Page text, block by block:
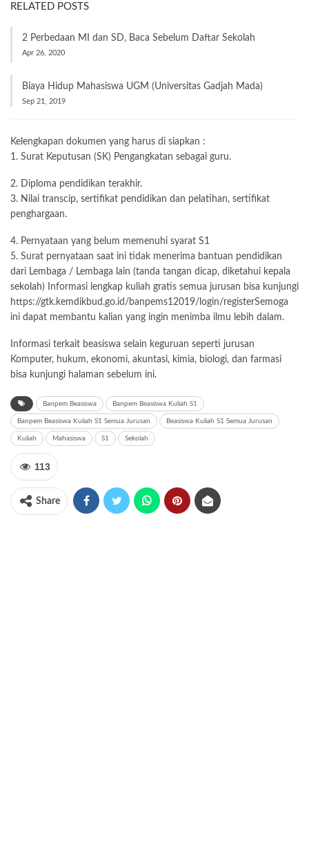
RELATED POSTS
2 Perbedaan MI dan SD, Baca Sebelum Daftar Sekolah
Apr 26, 2020
Biaya Hidup Mahasiswa UGM (Universitas Gadjah Mada)
Sep 21, 2019
Kelengkapan dokumen yang harus di siapkan :
1. Surat Keputusan (SK) Pengangkatan sebagai guru.
2. Diploma pendidikan terakhir.
3. Nilai transcip, sertifikat pendidikan dan pelatihan, sertifikat
penghargaan.
4. Pernyataan yang belum memenuhi syarat S1
5. Surat pernyataan saat ini tidak menerima bantuan pendidikan
dari Lembaga / Lembaga lain (tanda tangan dicap, diketahui kepala
sekolah) Informasi lengkap kuliah gratis semua jurusan bisa kunjungi
https://gtk.kemdikbud.go.id/banpems12019/login/registerSemoga
ini dapat membantu kalian yang ingin menimba ilmu lebih dalam.
Informasi terkait beasiswa selain keguruan seperti jurusan
Komputer, hukum, ekonomi, akuntasi, kimia, biologi, dan farmasi
bisa kunjungi halaman sebelum ini.
Banpem Beasiswa Banpem Beasiswa Kuliah S1
Banpem Beasiswa Kuliah S1 Semua Jurusan Beasiswa Kuliah S1 Semua Jurusan
Kuliah Mahasiswa S1 Sekolah
113
Share